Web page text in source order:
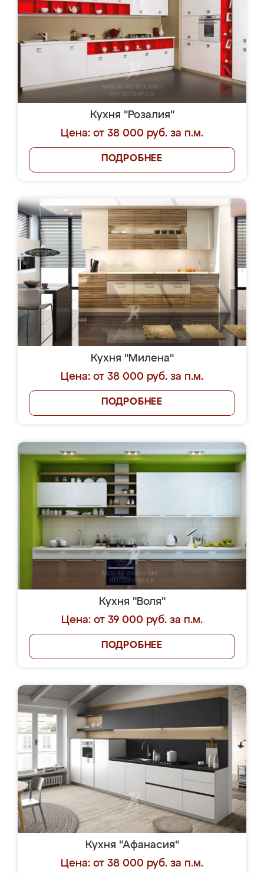
Кухня "Розалия"
Цена: от 38 000 руб. за п.м.
ПОДРОБНЕЕ
Кухня "Милена"
Цена: от 38 000 руб. за п.м.
ПОДРОБНЕЕ
Кухня "Воля"
Цена: от 39 000 руб. за п.м.
ПОДРОБНЕЕ
Кухня "Афанасия"
Цена: от 38 000 руб. за п.м.